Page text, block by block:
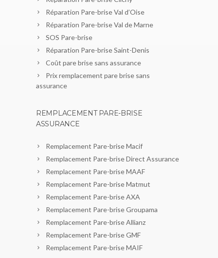
Réparation Pare-brise Val d’Oise
Réparation Pare-brise Val de Marne
SOS Pare-brise
Réparation Pare-brise Saint-Denis
Coût pare brise sans assurance
Prix remplacement pare brise sans
assurance
REMPLACEMENT PARE-BRISE
ASSURANCE
Remplacement Pare-brise Macif
Remplacement Pare-brise Direct Assurance
Remplacement Pare-brise MAAF
Remplacement Pare-brise Matmut
Remplacement Pare-brise AXA
Remplacement Pare-brise Groupama
Remplacement Pare-brise Allianz
Remplacement Pare-brise GMF
Remplacement Pare-brise MAIF